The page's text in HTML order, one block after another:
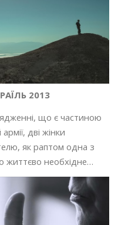
2013
що є частиною
дві жінки
як раптом одна з
життєво необхідне…